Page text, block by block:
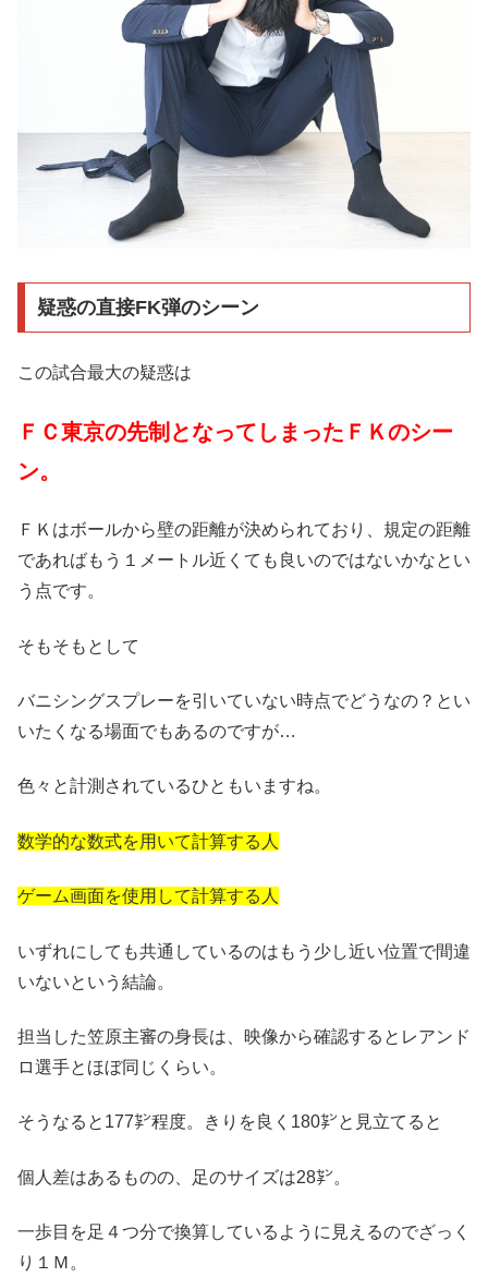
疑惑の直接FK弾のシーン
この試合最大の疑惑は
ＦＣ東京の先制となってしまったＦＫのシー
ン。
ＦＫはボールから壁の距離が決められており、規定の距離
であればもう１メートル近くても良いのではないかなとい
う点です。
そもそもとして
バニシングスプレーを引いていない時点でどうなの？とい
いたくなる場面でもあるのですが…
色々と計測されているひともいますね。
数学的な数式を用いて計算する人
ゲーム画面を使用して計算する人
いずれにしても共通しているのはもう少し近い位置で間違
いないという結論。
担当した笠原主審の身長は、映像から確認するとレアンド
ロ選手とほぼ同じくらい。
そうなると177㌢程度。きりを良く180㌢と見立てると
個人差はあるものの、足のサイズは28㌢。
一歩目を足４つ分で換算しているように見えるのでざっく
り１Ｍ。